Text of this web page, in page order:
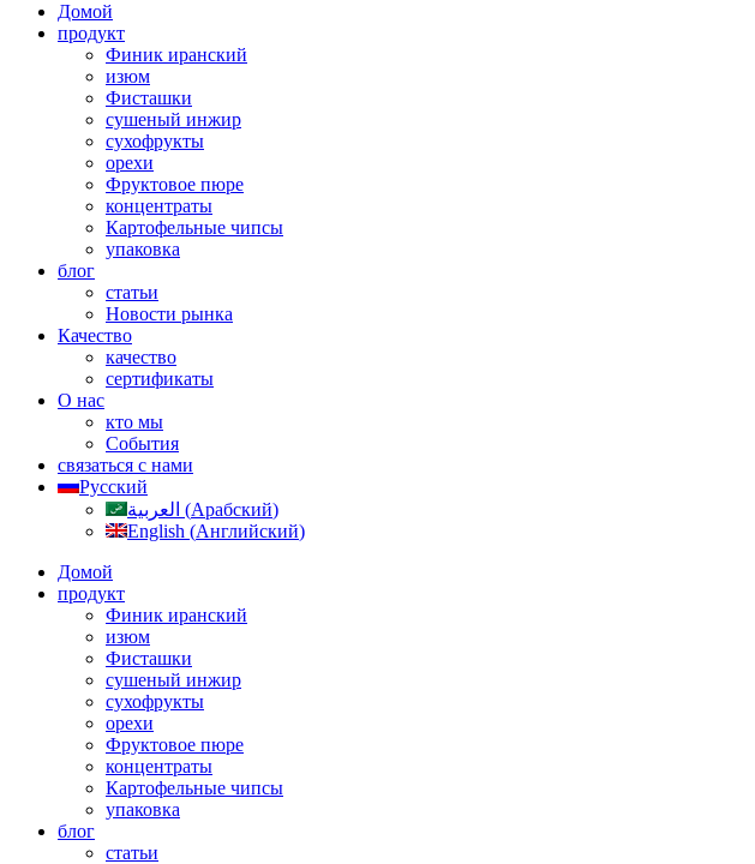
Домой
продукт
Финик иранский
изюм
Фисташки
сушеный инжир
сухофрукты
орехи
Фруктовое пюре
концентраты
Картофельные чипсы
упаковка
блог
статьи
Новости рынка
Качество
качество
сертификаты
О нас
кто мы
События
связаться с нами
Русский
العربية (Арабский)
English (Английский)
Домой
продукт
Финик иранский
изюм
Фисташки
сушеный инжир
сухофрукты
орехи
Фруктовое пюре
концентраты
Картофельные чипсы
упаковка
блог
статьи